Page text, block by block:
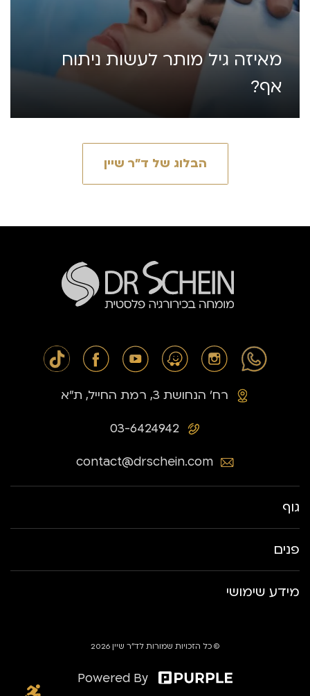
מאיזה גיל מותר לעשות ניתוח
אף?
הבלוג של ד״ר שיין
03-6424942
רח׳ הנחושת 3, רמת החייל, ת״א
contact@drschein.com
גוף
פנים
מידע שימושי
© כל הזכויות שמורות לד״ר שיין 2026
Powered By